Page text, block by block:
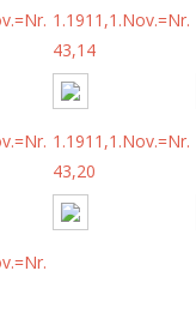
1.1911,1.Nov.=Nr.
43,14
1.1911,1.Nov.=Nr.
43,20